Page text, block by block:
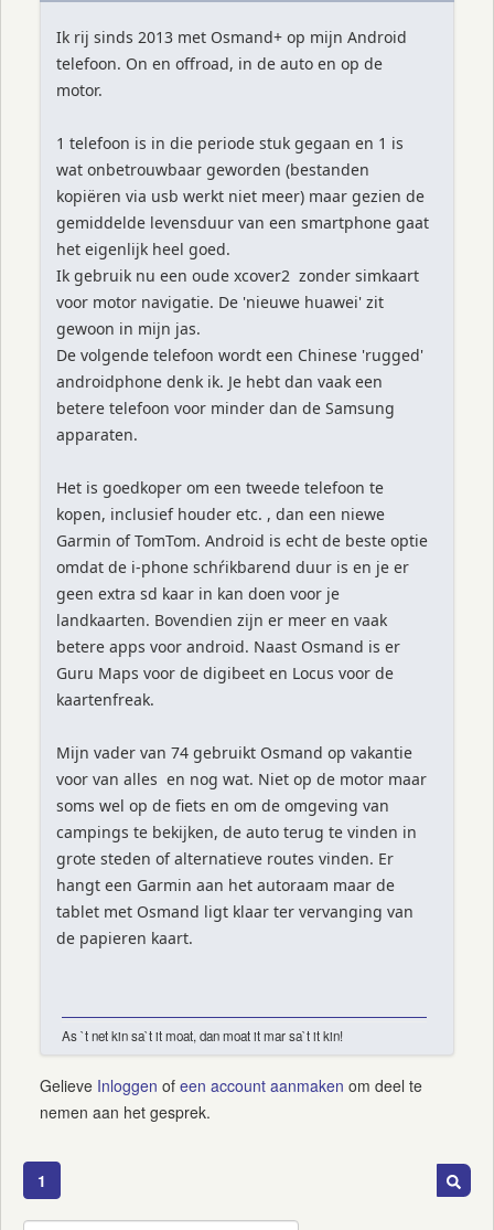
Ik rij sinds 2013 met Osmand+ op mijn Android
telefoon. On en offroad, in de auto en op de
motor.
1 telefoon is in die periode stuk gegaan en 1 is
wat onbetrouwbaar geworden (bestanden
kopiëren via usb werkt niet meer) maar gezien de
gemiddelde levensduur van een smartphone gaat
het eigenlijk heel goed.
Ik gebruik nu een oude xcover2 zonder simkaart
voor motor navigatie. De 'nieuwe huawei' zit
gewoon in mijn jas.
De volgende telefoon wordt een Chinese 'rugged'
androidphone denk ik. Je hebt dan vaak een
betere telefoon voor minder dan de Samsung
apparaten.
Het is goedkoper om een tweede telefoon te
kopen, inclusief houder etc. , dan een niewe
Garmin of TomTom. Android is echt de beste optie
omdat de i-phone schŕikbarend duur is en je er
geen extra sd kaar in kan doen voor je
landkaarten. Bovendien zijn er meer en vaak
betere apps voor android. Naast Osmand is er
Guru Maps voor de digibeet en Locus voor de
kaartenfreak.
Mijn vader van 74 gebruikt Osmand op vakantie
voor van alles en nog wat. Niet op de motor maar
soms wel op de fiets en om de omgeving van
campings te bekijken, de auto terug te vinden in
grote steden of alternatieve routes vinden. Er
hangt een Garmin aan het autoraam maar de
tablet met Osmand ligt klaar ter vervanging van
de papieren kaart.
As `t net kin sa`t it moat, dan moat it mar sa`t it kin!
Gelieve Inloggen of een account aanmaken om deel te
nemen aan het gesprek.
1